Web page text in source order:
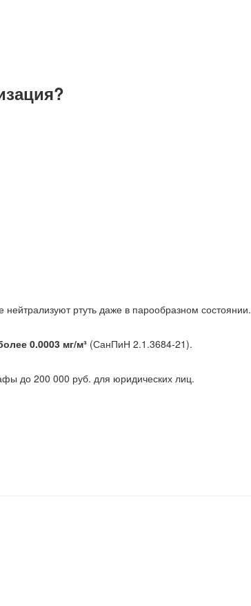
ртуть даже в парообразном состоянии.
0.0003 мг/м³ (СанПиН 2.1.3684-21).
до 200 000 руб. для юридических лиц.